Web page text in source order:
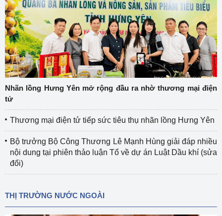
Nhãn lồng Hưng Yên mở rộng đầu ra nhờ thương mại điện
tử
Thương mại điện tử tiếp sức tiêu thụ nhãn lồng Hưng Yên
Bộ trưởng Bộ Công Thương Lê Mạnh Hùng giải đáp nhiều
nội dung tại phiên thảo luận Tổ về dự án Luật Dầu khí (sửa
đổi)
THỊ TRƯỜNG NƯỚC NGOÀI